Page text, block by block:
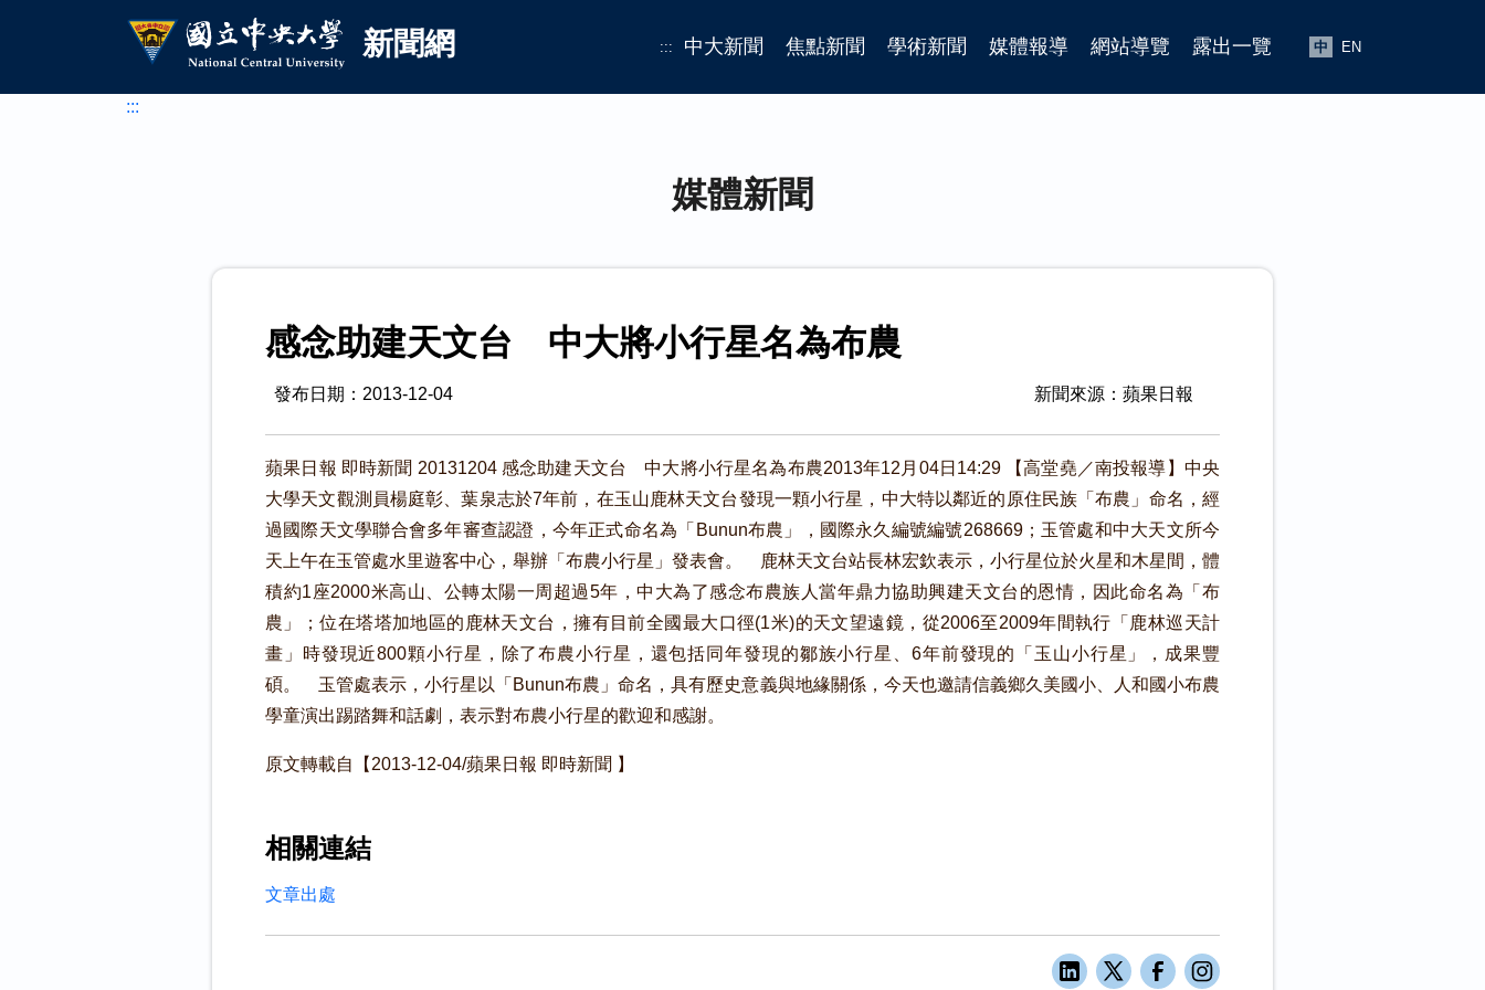
國立中央大學新聞網新聞網 ::: 中大新聞 焦點新聞 學術新聞 媒體報導 網站導覽 露出一覽 中 EN
:::
媒體新聞
感念助建天文台 中大將小行星名為布農
發布日期：2013-12-04 新聞來源：蘋果日報
蘋果日報 即時新聞 20131204 感念助建天文台 中大將小行星名為布農2013年12月04日14:29 【高堂堯／南投報導】中央
大學天文觀測員楊庭彰、葉泉志於7年前，在玉山鹿林天文台發現一顆小行星，中大特以鄰近的原住民族「布農」命名，經
過國際天文學聯合會多年審查認證，今年正式命名為「Bunun布農」，國際永久編號編號268669；玉管處和中大天文所今
天上午在玉管處水里遊客中心，舉辦「布農小行星」發表會。 鹿林天文台站長林宏欽表示，小行星位於火星和木星間，體
積約1座2000米高山、公轉太陽一周超過5年，中大為了感念布農族人當年鼎力協助興建天文台的恩情，因此命名為「布
農」；位在塔塔加地區的鹿林天文台，擁有目前全國最大口徑(1米)的天文望遠鏡，從2006至2009年間執行「鹿林巡天計
畫」時發現近800顆小行星，除了布農小行星，還包括同年發現的鄒族小行星、6年前發現的「玉山小行星」，成果豐
碩。 玉管處表示，小行星以「Bunun布農」命名，具有歷史意義與地緣關係，今天也邀請信義鄉久美國小、人和國小布農
學童演出踢踏舞和話劇，表示對布農小行星的歡迎和感謝。
原文轉載自【2013-12-04/蘋果日報 即時新聞 】
相關連結
文章出處